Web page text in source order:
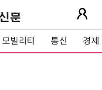
모빌리티 통신 경제